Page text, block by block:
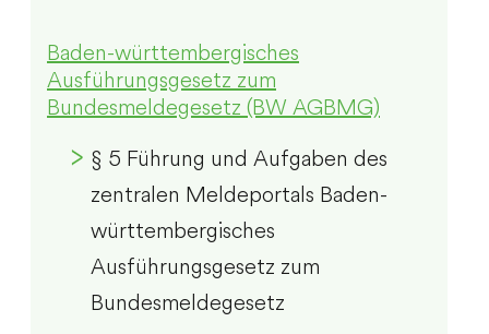
Baden-württembergisches
Ausführungsgesetz zum
Bundesmeldegesetz (BW AGBMG)
§ 5 Führung und Aufgaben des
zentralen Meldeportals Baden-
württembergisches
Ausführungsgesetz zum
Bundesmeldegesetz